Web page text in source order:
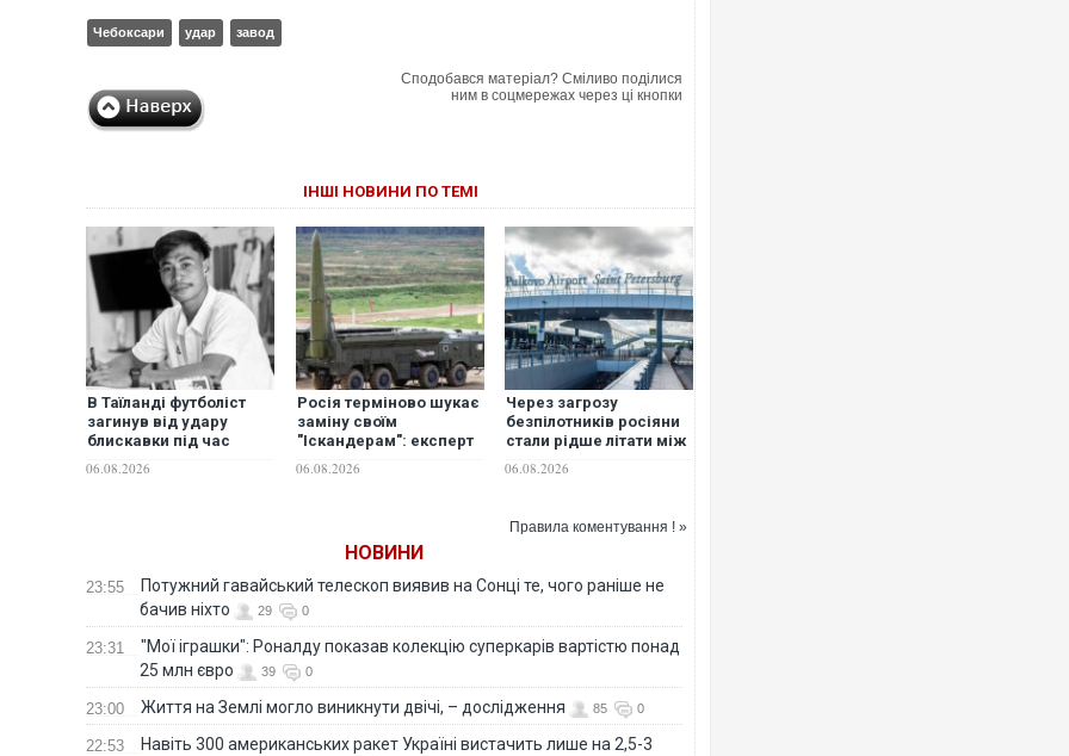
Чебоксари удар завод
Сподобався матеріал? Сміливо поділися
ним в соцмережах через ці кнопки
ІНШІ НОВИНИ ПО ТЕМІ
В Таїланді футболіст
загинув від удару
блискавки під час
постраждали. ВІДЕО
06.08.2026
Росія терміново шукає
заміну своїм
"Іскандерам": експерт
06.08.2026
Через загрозу
безпілотників росіяни
стали рідше літати між
Петербургом і частіше
06.08.2026
Правила коментування ! »
НОВИНИ
23:55
Потужний гавайський телескоп виявив на Сонці те, чого раніше не
бачив ніхто
29 0
23:31
"Мої іграшки": Роналду показав колекцію суперкарів вартістю понад
25 млн євро
39 0
23:00 Життя на Землі могло виникнути двічі, – дослідження 85 0
22:53
Навіть 300 американських ракет Україні вистачить лише на 2,5-3